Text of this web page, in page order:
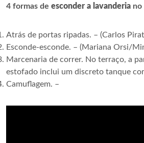
4 formas de esconder a lavanderia no
Atrás de portas ripadas. – (Carlos
Esconde-esconde. – (Mariana Orsi/
Marcenaria de correr. No terraço, a
estofado inclui um discreto tanque
Camuflagem. –